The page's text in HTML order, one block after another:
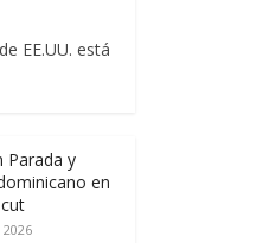
EE.UU. está
Parada y
en